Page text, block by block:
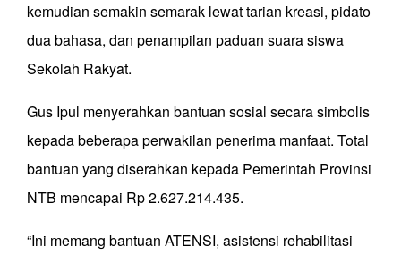
kemudian semakin semarak lewat tarian kreasi, pidato
dua bahasa, dan penampilan paduan suara siswa
Sekolah Rakyat.
Gus Ipul menyerahkan bantuan sosial secara simbolis
kepada beberapa perwakilan penerima manfaat. Total
bantuan yang diserahkan kepada Pemerintah Provinsi
NTB mencapai Rp 2.627.214.435.
“Ini memang bantuan ATENSI, asistensi rehabilitasi